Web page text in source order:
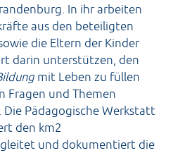
In ihr arbeiten
aus den beteiligten
die Eltern der Kinder
darin unterstützen, den
mit Leben zu füllen
Fragen und Themen
Pädagogische Werkstatt
den km2
und dokumentiert die